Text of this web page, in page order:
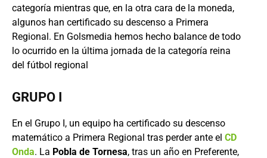
categoría mientras que, en la otra cara de la moneda,
algunos han certificado su descenso a Primera
Regional. En Golsmedia hemos hecho balance de todo
lo ocurrido en la última jornada de la categoría reina
del fútbol regional
GRUPO I
En el Grupo I, un equipo ha certificado su descenso
matemático a Primera Regional tras perder ante el CD
Onda. La Pobla de Tornesa, tras un año en Preferente,